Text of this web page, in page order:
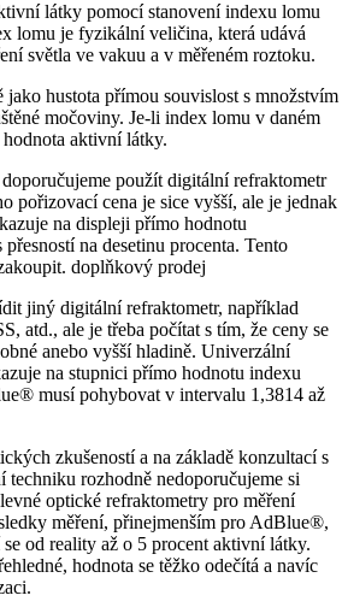
látky pomocí stanovení indexu lomu
lomu je fyzikální veličina, která udává
světla ve vakuu a v měřeném roztoku.
hustota přímou souvislost s množstvím
močoviny. Je-li index lomu v daném
aktivní látky.
použít digitální refraktometr
pořizovací cena je sice vyšší, ale je jednak
na displeji přímo hodnotu
na desetinu procenta. Tento
doplňkový prodej
jiný digitální refraktometr, například
atd., ale je třeba počítat s tím, že ceny se
anebo vyšší hladině. Univerzální
na stupnici přímo hodnotu indexu
musí pohybovat v intervalu 1,3814 až
zkušeností a na základě konzultací s
techniku rozhodně nedoporučujeme si
optické refraktometry pro měření
měření, přinejmenším pro AdBlue®,
od reality až o 5 procent aktivní látky.
hodnota se těžko odečítá a navíc